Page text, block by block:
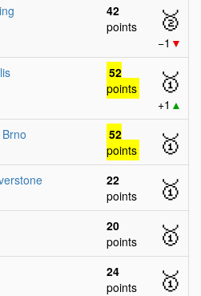
42
points
🥈
−1 ▼
52
points
🥇
+1 ▲
52
points
🥇
22
points
🥇
20
points
🥇
24
points
🥇